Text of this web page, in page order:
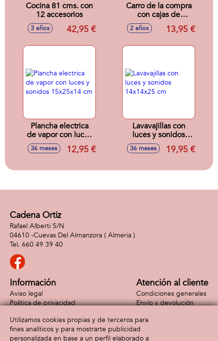
Cocina 81 cms. con
12 accesorios
3 años 42,95 €
Carro de la compra
con cajas de
Alimentos Grandes
y frutas.
2 años 13,95 €
Plancha electrica
de vapor con luces
y sonidos
15x25x14 cm
36 meses 12,95 €
Lavavajillas con
luces y sonidos
14x14x25 cm
36 meses 19,95 €
Cadena Ortiz
Rafael Alberti S/N
04610 -Cuevas Del Almanzora ( Almeria )
660 49 39 40
Información
Aviso legal
Política de privacidad
Atención al cliente
Condiciones generales
Envío y devolución
Formas de pago
Utilizamos cookies propias y de terceros para
fines analíticos y para mostrarte publicidad
personalizada en base a un perfil elaborado a